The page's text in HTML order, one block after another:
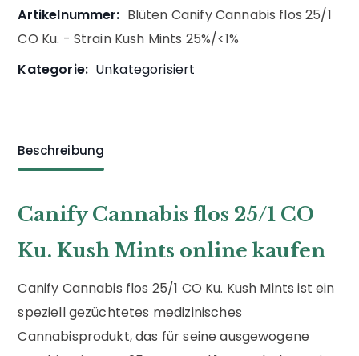
Artikelnummer: Blüten Canify Cannabis flos 25/1
CO Ku. - Strain Kush Mints 25%/<1%
Kategorie: Unkategorisiert
Beschreibung
Canify Cannabis flos 25/1 CO
Ku. Kush Mints online kaufen
Canify Cannabis flos 25/1 CO Ku. Kush Mints ist ein
speziell gezüchtetes medizinisches
Cannabisprodukt, das für seine ausgewogene